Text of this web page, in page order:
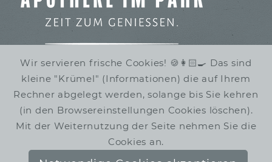
IMBISS IM STADTPARK
WINTERRUHE
Wir servieren frische Cookies! 🍪👩🏻‍🍳 Das sind
kleine "Krümel" (Informationen) die auf Ihrem
Rechner abgelegt werden, solange bis Sie kehren
(in den Browsereinstellungen Cookies löschen).
Mit der Weiternutzung der Seite nehmen Sie die
Cookies an.